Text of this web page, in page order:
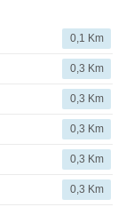
0,1 Km
0,3 Km
0,3 Km
0,3 Km
0,3 Km
0,3 Km